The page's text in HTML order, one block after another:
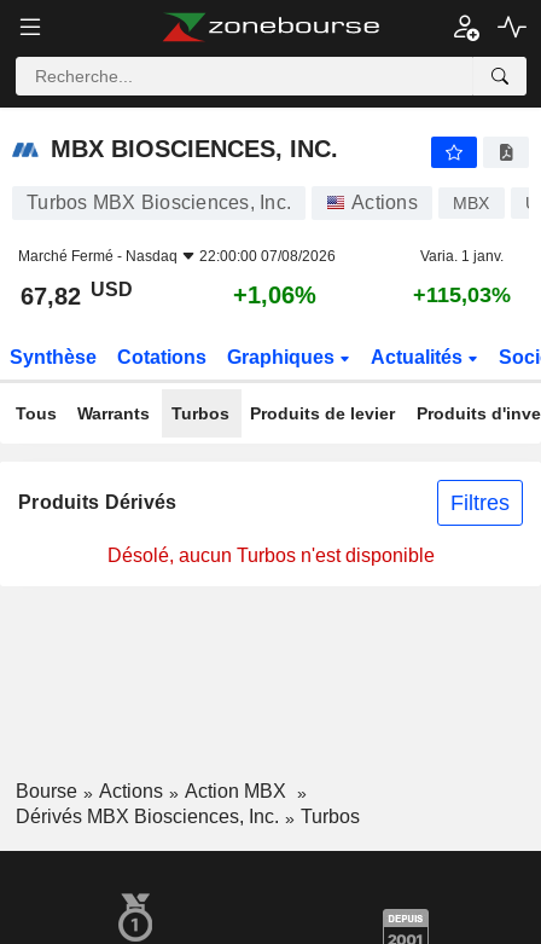
MBX BIOSCIENCES, INC.
MBX BIOSCIENCES, INC.
Turbos MBX Biosciences, Inc. Actions MBX
Marché Fermé - Nasdaq 22:00:00 07/08/2026 Varia. 1 janv.
67,82 USD +1,06% +115,03%
Synthèse Cotations Graphiques Actualités
Tous Warrants Turbos Produits de levier Produits
Produits Dérivés Filtres
Désolé, aucun Turbos n'est disponible
Bourse Actions
Action MBX
Dérivés MBX Biosciences, Inc.
Turbos